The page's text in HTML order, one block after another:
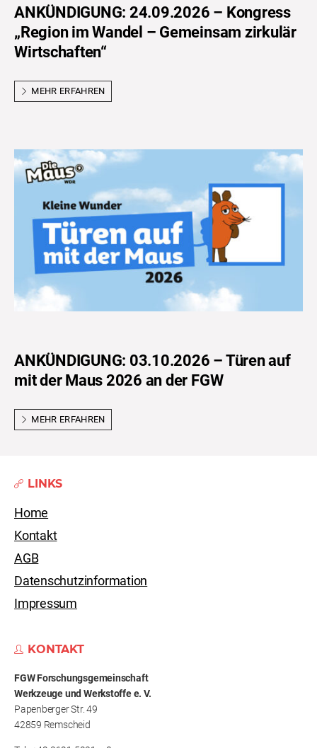
ANKÜNDIGUNG: 24.09.2026 – Kongress
„Region im Wandel – Gemeinsam zirkulär
Wirtschaften“
MEHR ERFAHREN
ANKÜNDIGUNG: 03.10.2026 – Türen auf
mit der Maus 2026 an der FGW
MEHR ERFAHREN
LINKS
Home
Kontakt
AGB
Datenschutzinformation
Impressum
KONTAKT
FGW Forschungs­gemeinschaft
Werkzeuge und Werkstoffe e. V.
Papenberger Str. 49
42859 Remscheid